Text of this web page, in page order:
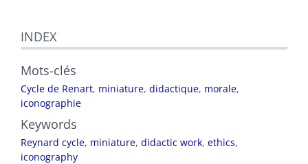
INDEX
Mots-clés
Cycle de Renart, miniature, didactique, morale,
iconographie
Keywords
Reynard cycle, miniature, didactic work, ethics,
iconography